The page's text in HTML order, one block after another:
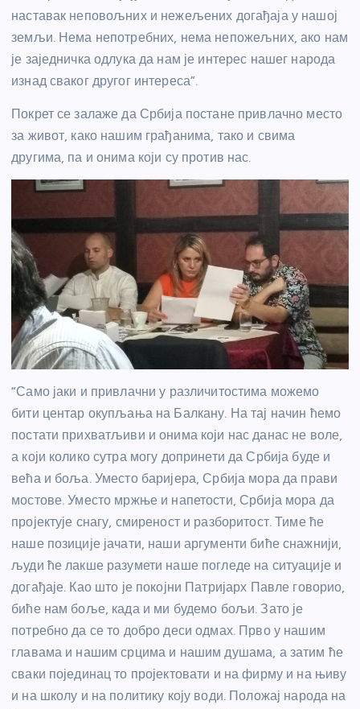
наставак неповољних и нежељених догађаја у нашој
земљи. Нема непотребних, нема непожељних, ако нам
је заједничка одлука да нам је интерес нашег народа
изнад сваког другог интереса”.
Покрет се залаже да Србија постане привлачно место
за живот, како нашим грађанима, тако и свима
другима, па и онима који су против нас.
“Само јаки и привлачни у различитостима можемо
бити центар окупљања на Балкану. На тај начин ћемо
постати прихватљиви и онима који нас данас не воле,
а који колико сутра могу допринети да Србија буде и
већа и боља. Уместо баријера, Србија мора да прави
мостове. Уместо мржње и напетости, Србија мора да
пројектује снагу, смиреност и разборитост. Тиме ће
наше позиције јачати, наши аргументи биће снажнији,
људи ће лакше разумети наше погледе на ситуације и
догађаје. Као што је покојни Патријарх Павле говорио,
биће нам боље, када и ми будемо бољи. Зато је
потребно да се то добро деси одмах. Прво у нашим
главама и нашим срцима и нашим душама, а затим ће
сваки појединац то пројектовати и на фирму и на њиву
и на школу и на политику коју води. Положај народа на